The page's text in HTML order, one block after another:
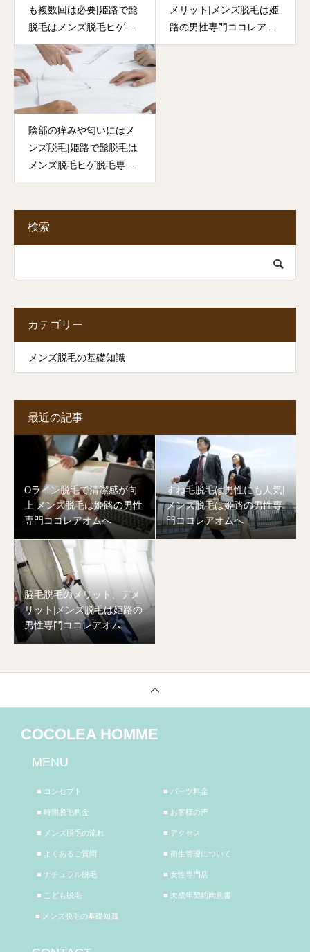
も複数回は必要|姫路で髭
脱毛はメンズ脱毛ヒゲ脱
毛専門ココレアオム
メリット|メンズ脱毛は姫
路の男性専門ココレアオ
ム
陰部の痒みや匂いにはメ
ンズ脱毛|姫路で髭脱毛は
メンズ脱毛ヒゲ脱毛専門
検索
カテゴリー
メンズ脱毛の基礎知識
最近の記事
Oライン脱毛で清潔感が向
上|メンズ脱毛は姫路の男性
専門ココレアオムへ
すね毛脱毛は男性にも人気|
メンズ脱毛は姫路の男性専
門ココレアオムへ
脇毛脱毛のメリット、デメ
リット|メンズ脱毛は姫路の
男性専門ココレアオム
COCOLEA HOMME
MENU
■ コンセプト ■ パーツ料金
■ 時間脱毛料金 ■ お客様の声
■ メンズ脱毛の流れ ■ アクセス
■ よくあるご質問 ■ 衛生管理について
■ ナチュラル脱毛 ■ 女性専門店
■ こども脱毛 ■ 未成年契約同意書
■ メンズ脱毛の基礎知識